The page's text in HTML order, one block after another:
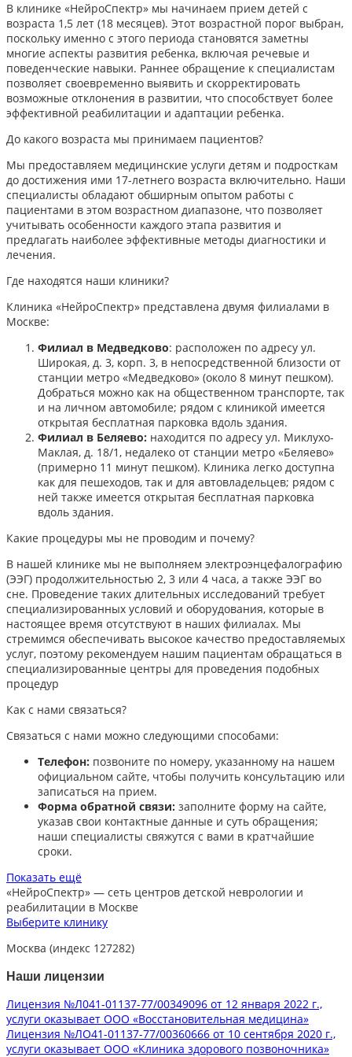
В клинике «НейроСпектр» мы начинаем прием детей с
возраста 1,5 лет (18 месяцев). Этот возрастной порог выбран,
поскольку именно с этого периода становятся заметны
многие аспекты развития ребенка, включая речевые и
поведенческие навыки. Раннее обращение к специалистам
позволяет своевременно выявить и скорректировать
возможные отклонения в развитии, что способствует более
эффективной реабилитации и адаптации ребенка.​
До какого возраста мы принимаем пациентов?
Мы предоставляем медицинские услуги детям и подросткам
до достижения ими 17-летнего возраста включительно. Наши
специалисты обладают обширным опытом работы с
пациентами в этом возрастном диапазоне, что позволяет
учитывать особенности каждого этапа развития и
предлагать наиболее эффективные методы диагностики и
лечения.​
Где находятся наши клиники?
Клиника «НейроСпектр» представлена двумя филиалами в
Москве:​
Филиал в Медведково: расположен по адресу ул.
Широкая, д. 3, корп. 3, в непосредственной близости от
станции метро «Медведково» (около 8 минут пешком).
Добраться можно как на общественном транспорте, так
и на личном автомобиле; рядом с клиникой имеется
открытая бесплатная парковка вдоль здания.
Филиал в Беляево: находится по адресу ул. Миклухо-
Маклая, д. 18/1, недалеко от станции метро «Беляево»
(примерно 11 минут пешком). Клиника легко доступна
как для пешеходов, так и для автовладельцев; рядом с
ней также имеется открытая бесплатная парковка
вдоль здания.
Какие процедуры мы не проводим и почему?
В нашей клинике мы не выполняем электроэнцефалографию
(ЭЭГ) продолжительностью 2, 3 или 4 часа, а также ЭЭГ во
сне. Проведение таких длительных исследований требует
специализированных условий и оборудования, которые в
настоящее время отсутствуют в наших филиалах. Мы
стремимся обеспечивать высокое качество предоставляемых
услуг, поэтому рекомендуем нашим пациентам обращаться в
специализированные центры для проведения подобных
процедур
Как с нами связаться?
Связаться с нами можно следующими способами:​
Телефон: позвоните по номеру, указанному на нашем
официальном сайте, чтобы получить консультацию или
записаться на прием.​
Форма обратной связи: заполните форму на сайте,
указав свои контактные данные и суть обращения;
наши специалисты свяжутся с вами в кратчайшие
сроки.​
Показать ещё
«НейроСпектр» — сеть центров детской неврологии и
реабилитации в Москве
Выберите клинику
Москва (индекс 127282)
Наши лицензии
Лицензия №Л041-01137-77/00349096 от 12 января 2022 г.,
услуги оказывает ООО «Восстановительная медицина»
Лицензия №ЛО41-01137-77/00360666 от 10 сентября 2020 г.,
услуги оказывает ООО «Клиника здорового позвоночника»